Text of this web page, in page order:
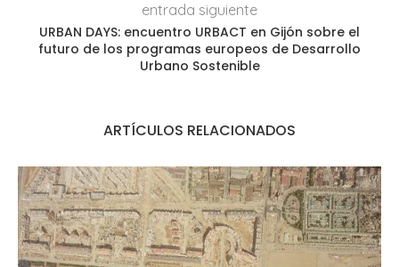
entrada siguiente
URBAN DAYS: encuentro URBACT en Gijón sobre el
futuro de los programas europeos de Desarrollo
Urbano Sostenible
ARTÍCULOS RELACIONADOS